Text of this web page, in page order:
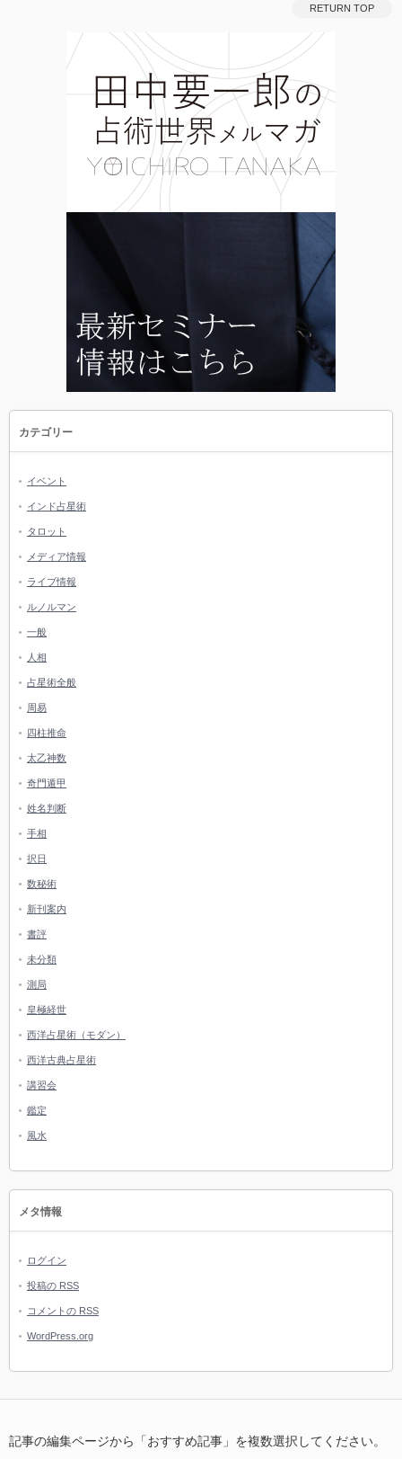
RETURN TOP
カテゴリー
イベント
インド占星術
タロット
メディア情報
ライブ情報
ルノルマン
一般
人相
占星術全般
周易
四柱推命
太乙神数
奇門遁甲
姓名判断
手相
択日
数秘術
新刊案内
書評
未分類
測局
皇極経世
西洋占星術（モダン）
西洋古典占星術
講習会
鑑定
風水
メタ情報
ログイン
投稿の RSS
コメントの RSS
WordPress.org
記事の編集ページから「おすすめ記事」を複数選択してください。